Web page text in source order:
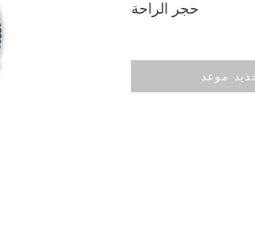
حجر الراحة
موعد